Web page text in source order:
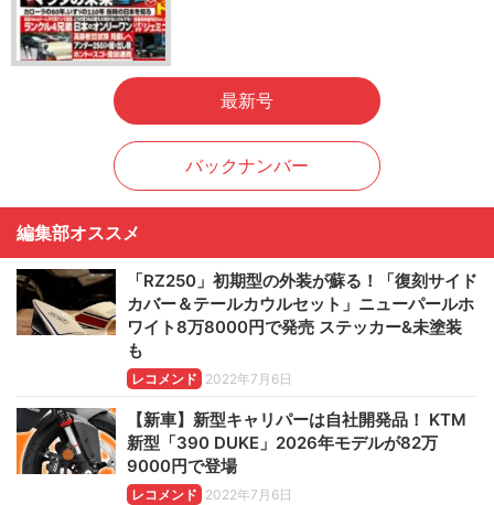
最新号
バックナンバー
編集部オススメ
「RZ250」初期型の外装が蘇る！「復刻サイド
カバー＆テールカウルセット」ニューパールホ
ワイト8万8000円で発売 ステッカー&未塗装
も
レコメンド 2022年7月6日
【新車】新型キャリパーは自社開発品！ KTM
新型「390 DUKE」2026年モデルが82万
9000円で登場
レコメンド 2022年7月6日